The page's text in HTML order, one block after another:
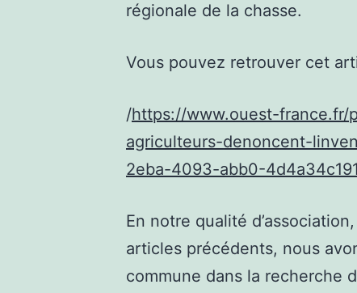
régionale de la chasse.
Vous pouvez retrouver cet
/https://www.ouest-
agriculteurs-denoncent-
2eba-4093-abb0-
En notre qualité
articles précédents, nous
commune dans la recherche